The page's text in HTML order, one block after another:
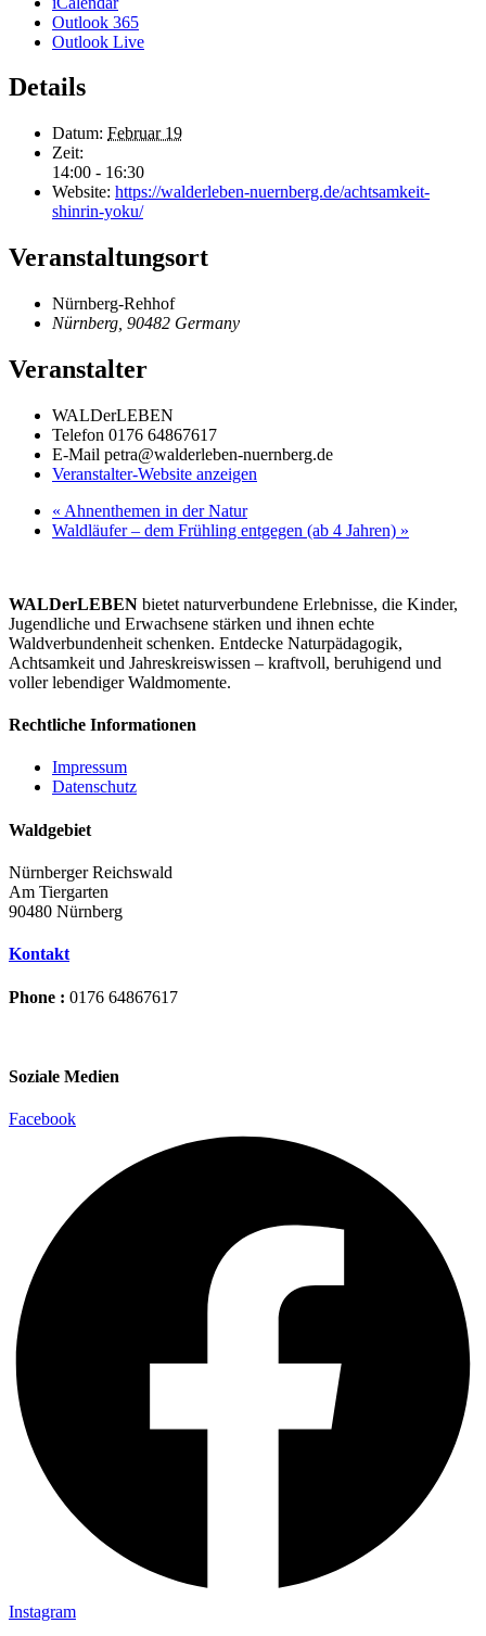
Outlook 365
Outlook Live
Details
Datum: Februar 19
Zeit:
14:00 - 16:30
Website: https://walderleben-nuernberg.de/achtsamkeit-
shinrin-yoku/
Veranstaltungsort
Nürnberg-Rehhof
Nürnberg 90482 Germany
Veranstalter
WALDerLEBEN
Telefon 0176 64867617
E-Mail petra@walderleben-nuernberg.de
Veranstalter-Website anzeigen
« Ahnenthemen in der Natur
Waldläufer – dem Frühling entgegen (ab 4 Jahren) »
WALDerLEBEN bietet naturverbundene Erlebnisse, die Kinder,
Jugendliche und Erwachsene stärken und ihnen echte
Waldverbundenheit schenken. Entdecke Naturpädagogik,
Achtsamkeit und Jahreskreiswissen – kraftvoll, beruhigend und
voller lebendiger Waldmomente.
Rechtliche Informationen
Impressum
Datenschutz
Waldgebiet
Nürnberger Reichswald
Am Tiergarten
90480 Nürnberg
Kontakt
Phone : 0176 64867617
Soziale Medien
Facebook
Instagram